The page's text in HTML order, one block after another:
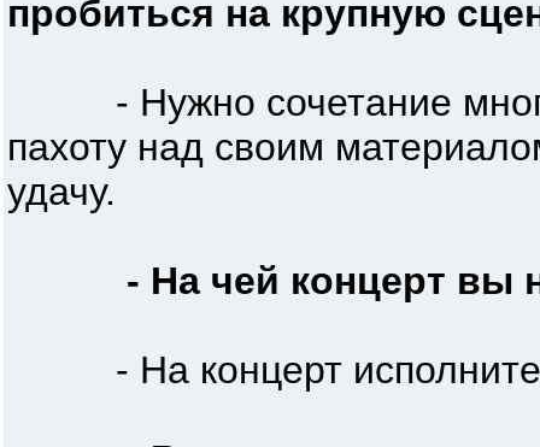
пробиться на крупную
- Нужно сочетание
пахоту над своим
удачу.
- На чей концерт вы
- На концерт